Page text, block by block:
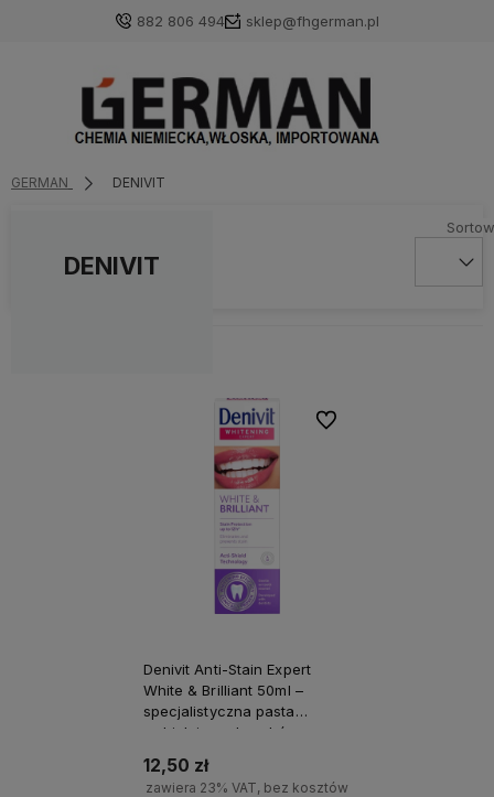
882 806 494 sklep@fhgerman.pl
GERMAN DENIVIT
DENIVIT
Denivit Anti-Stain Expert
White & Brilliant 50ml –
specjalistyczna pasta
wybielająca do zębów
12,50 zł
zawiera 23% VAT, bez kosztów
Do ulubionych